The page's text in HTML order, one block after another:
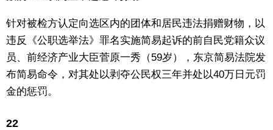
针对被检方认定向选区内的团体和居民违法捐赠财物，以
违反《公职选举法》罪名实施简易起诉的前自民党籍众议
员、前经济产业大臣菅原一秀（59岁），东京简易法院发
布简易命令，对其处以剥夺公民权三年并处以40万日元罚
金的惩罚。
22